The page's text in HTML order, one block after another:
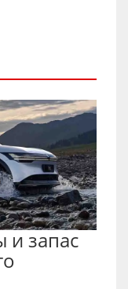
и запас